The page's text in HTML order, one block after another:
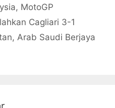
, MotoGP
Cagliari 3-1
Arab Saudi Berjaya